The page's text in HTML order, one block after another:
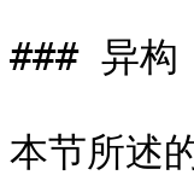
### 异
本节所